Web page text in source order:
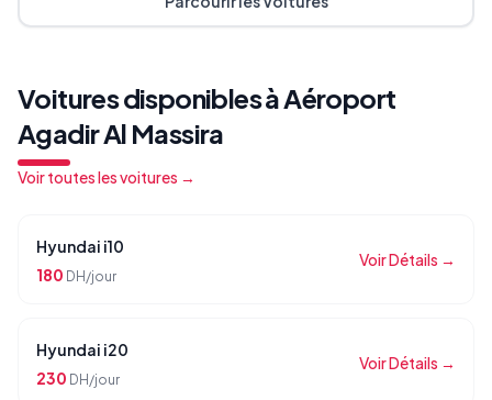
Voitures disponibles àAéroport
Agadir Al Massira
Voir toutes les voitures →
Hyundai i10
180 DH/jour
Voir Détails →
Hyundai i20
230 DH/jour
Voir Détails →